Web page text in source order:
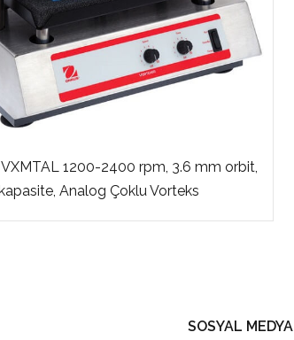
1200-2400 rpm, 3.6 mm orbit,
Analog Çoklu Vorteks
SOSYAL MEDYA